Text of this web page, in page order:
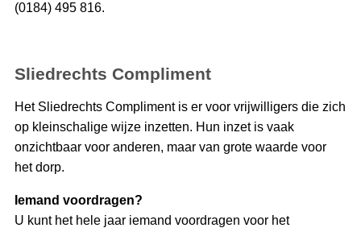
(0184) 495 816.
Sliedrechts Compliment
Het Sliedrechts Compliment is er voor vrijwilligers die zich
op kleinschalige wijze inzetten. Hun inzet is vaak
onzichtbaar voor anderen, maar van grote waarde voor
het dorp.
Iemand voordragen?
U kunt het hele jaar iemand voordragen voor het